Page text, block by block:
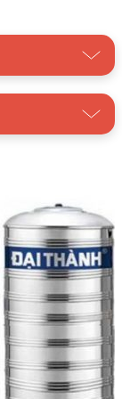
chắc chắn, chất
thực phẩm